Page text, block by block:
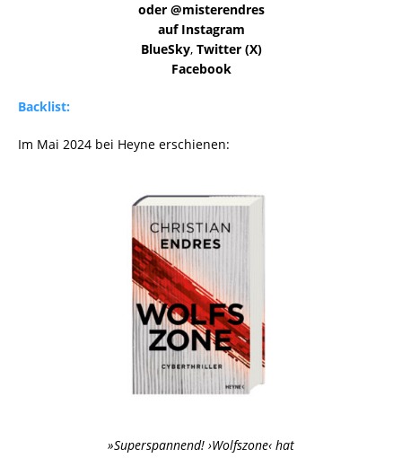
oder @misterendres
auf Instagram
BlueSky, Twitter (X)
Facebook
Backlist:
Im Mai 2024 bei Heyne erschienen:
»Superspannend! ›Wolfszone‹ hat